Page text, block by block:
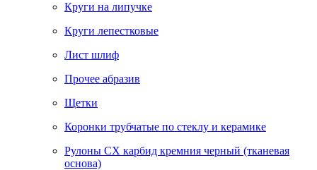
Круги на липучке
Круги лепестковые
Лист шлиф
Прочее абразив
Щетки
Коронки трубчатые по стеклу и керамике
Рулоны CX карбид кремния черный (тканевая
основа)